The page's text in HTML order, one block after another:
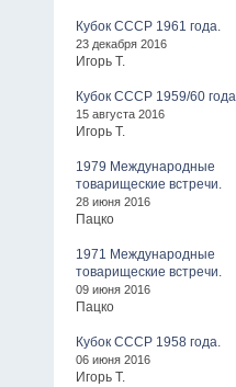
Кубок СССР 1961 года.
23 декабря 2016
Игорь Т.
Кубок СССР 1959/60 года.
15 августа 2016
Игорь Т.
1979 Международные
товарищеские встречи.
28 июня 2016
Пацко
1971 Международные
товарищеские встречи.
09 июня 2016
Пацко
Кубок СССР 1958 года.
06 июня 2016
Игорь Т.